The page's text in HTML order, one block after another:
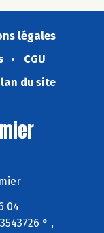
légales
CGU
du site
04
° ,